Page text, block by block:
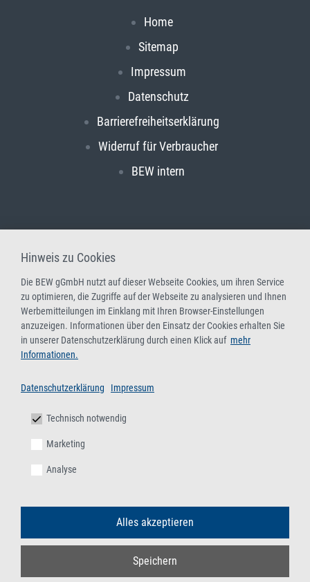
Home
Sitemap
Impressum
Datenschutz
Barrierefreiheitserklärung
Widerruf für Verbraucher
BEW intern
Hinweis zu Cookies
Die BEW gGmbH nutzt auf dieser Webseite Cookies, um ihren Service
zu optimieren, die Zugriffe auf der Webseite zu analysieren und Ihnen
Werbemitteilungen im Einklang mit Ihren Browser-Einstellungen
anzuzeigen. Informationen über den Einsatz der Cookies erhalten Sie
in unserer Datenschutzerklärung durch einen Klick auf mehr
Informationen.
Datenschutzerklärung Impressum
Technisch notwendig
Marketing
Analyse
Alles akzeptieren
Speichern